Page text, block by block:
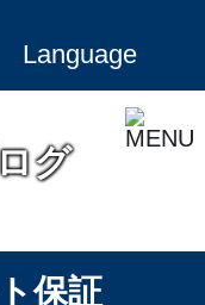
Language
グ
保証